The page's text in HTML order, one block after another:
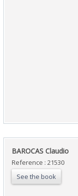
‎BAROCAS Claudio‎
Reference : 21530
See the book